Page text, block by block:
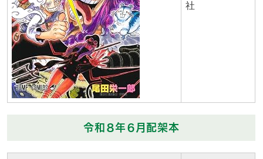
社
令和８年６月配架本